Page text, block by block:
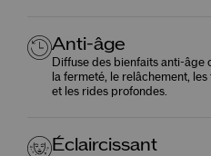
Anti-âge
Diffuse des bienfaits anti-âge
la fermeté, le relâchement,
et les rides profondes.
Éclaircissant